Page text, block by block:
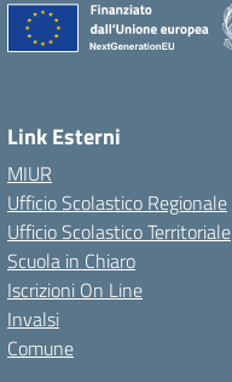
Link Esterni
MIUR
Ufficio Scolastico Regionale
Ufficio Scolastico Territoriale
Scuola in Chiaro
Iscrizioni On Line
Invalsi
Comune